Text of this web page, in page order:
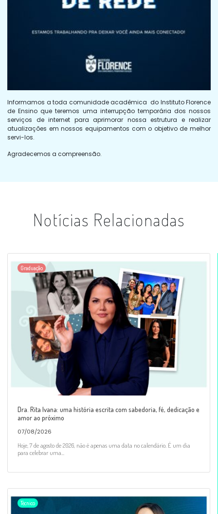
Informamos a toda comunidade acadêmica do Instituto Florence
de Ensino que teremos uma interrupção temporária dos nossos
serviços de internet para aprimorar nossa estrutura e realizar
atualizações em nossos equipamentos com o objetivo de melhor
servi-los.
Agradecemos a compreensão.
Notícias Relacionadas
Graduação
Dra. Rita Ivana: uma história escrita com sabedoria, fé, dedicação e
amor ao próximo
07/08/2026
Hoje, 7 de agosto de 2026, não é apenas uma data no calendário. É um dia
para celebrar uma...
Técnico